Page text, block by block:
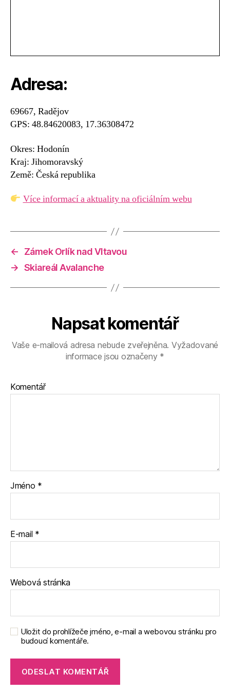
Adresa:
69667, Radějov
GPS: 48.84620083, 17.36308472
Okres: Hodonín
Kraj: Jihomoravský
Země: Česká republika
Více informací a aktuality na oficiálním webu
←
Zámek Orlík nad Vltavou
→ Skiareál Avalanche
Napsat komentář
Vaše e-mailová adresa nebude zveřejněna. Vyžadované
informace jsou označeny *
Komentář
Jméno *
E-mail *
Webová stránka
Uložit do prohlížeče jméno, e-mail a webovou stránku pro
budoucí komentáře.